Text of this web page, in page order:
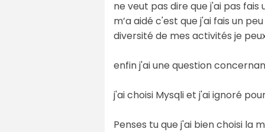
ne veut pas dire que j'ai pas
m’a aidé c'est que j'ai fais un
diversité de mes activités je
enfin j'ai une question
j'ai choisi Mysqli et j'ai ignoré
Penses tu que j'ai bien choisi la